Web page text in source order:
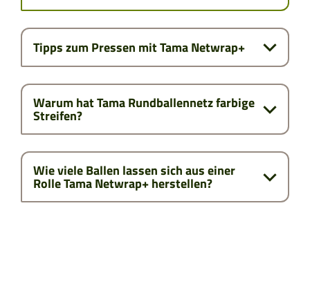
Tipps zum Pressen mit Tama Netwrap+
Warum hat Tama Rundballennetz farbige
Streifen?
Wie viele Ballen lassen sich aus einer
Rolle Tama Netwrap+ herstellen?